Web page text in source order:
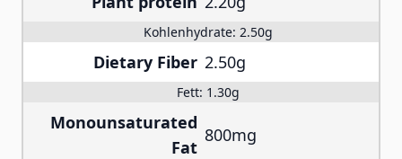
Kohlenhydrate: 2.50g
Dietary Fiber 2.50g
Fett: 1.30g
Monounsaturated
Fat
800mg